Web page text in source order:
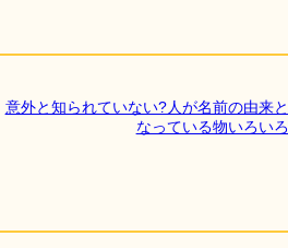
意外と知られていない?人が名前の由来と
なっている物いろいろ